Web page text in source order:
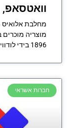
וואטסאפ,
מחלבת אלואיס
מוצריה
1896 בידי לודוויג מילר אשר הקים
חברות אשראי